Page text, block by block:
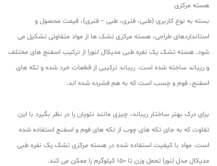
هسته مرکزی
بسته به نوع کاربری (طبی، فنری، طبی – فنری)، قیمت محصول و
استانداردهای طراحی، هسته مرکزی تشک ها از مواد متفاوتی تشکیل می
شود. هسته تشک یک نفره طبی مدیکال لنورا از ترکیب اسفنج های مختلف
و ریباند ساخته شده است. ریباند ترکیبی از قطعات خرد شده و تکه های
اسفنج، فوم و چسب است که به هم فشرده شده اند.
برای درک بهتر ساختار ریباند، چیزی مانند نئوپان را در نظر بگیرد با این
تفاوت که به جای تکه های چوب از تکه های فوم و اسفنج استفاده شده
است. مواد با کیفیت استفاده شده در هسته مرکزی تشک یک نفره طبی
مدیکال مدل لنورا تحمل وزن تا ۱۵۰ کیلوگرم را ممکن می کند.